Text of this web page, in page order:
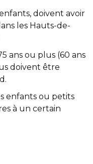
doivent avoir
les Hauts-de-
ans ou plus (60 ans
doivent être
enfants ou petits
à un certain